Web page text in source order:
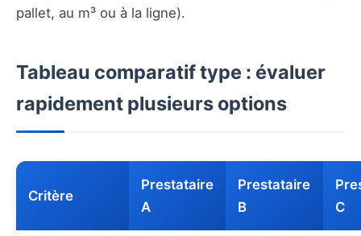
pallet, au m³ ou à la ligne).
Tableau comparatif type : évaluer
rapidement plusieurs options
Critère
Prestataire
A
Prestataire
B
C